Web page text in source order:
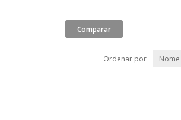
Ordenar por